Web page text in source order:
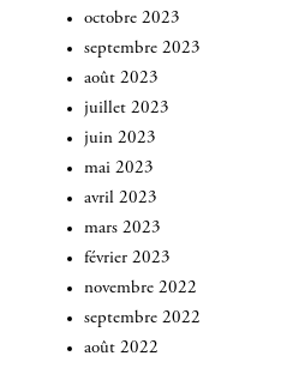
octobre 2023
septembre 2023
août 2023
juillet 2023
juin 2023
mai 2023
avril 2023
mars 2023
février 2023
novembre 2022
septembre 2022
août 2022